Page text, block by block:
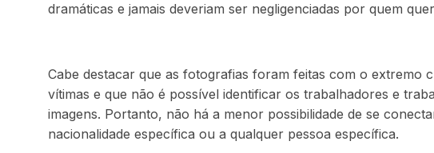
dramáticas e jamais deveriam ser negligenciadas por quem
Cabe destacar que as fotografias foram feitas com o extremo
vítimas e que não é possível identificar os trabalhadores e
imagens. Portanto, não há a menor possibilidade de se
nacionalidade específica ou a qualquer pessoa específica.